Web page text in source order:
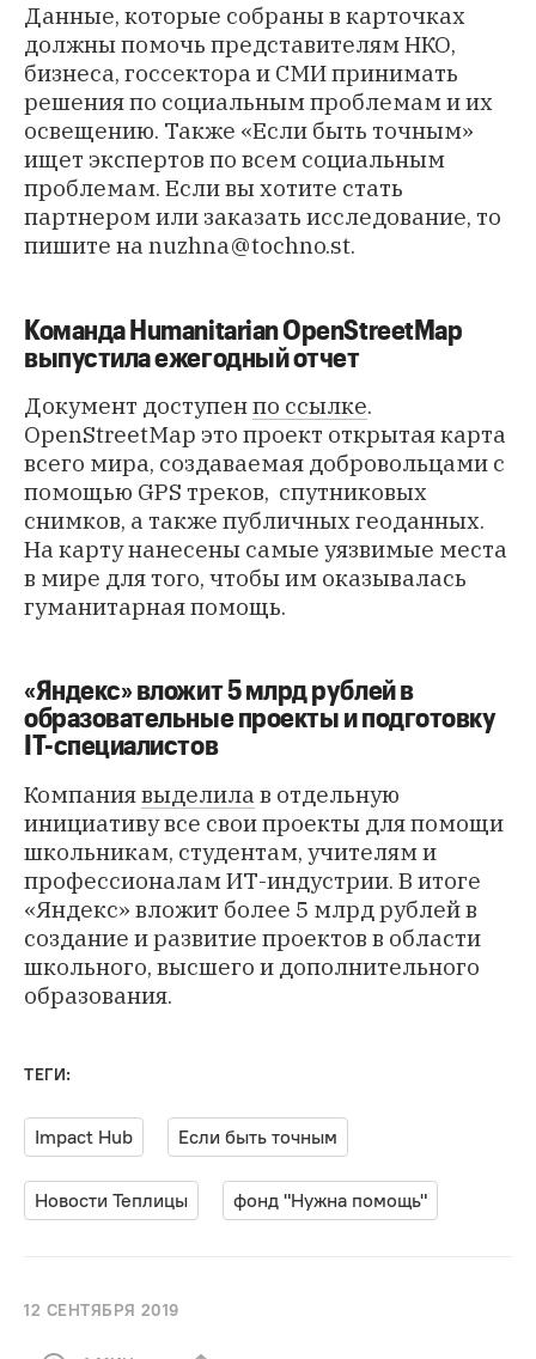
Данные, которые собраны в карточках
должны помочь представителям НКО,
бизнеса, госсектора и СМИ принимать
решения по социальным проблемам и их
освещению. Также «Если быть точным»
ищет экспертов по всем социальным
проблемам. Если вы хотите стать
партнером или заказать исследование, то
пишите наnuzhna@tochno.st.
Команда Humanitarian OpenStreetMap
выпустила ежегодный отчет
Документ доступенпо ссылке.
OpenStreetMap это проект открытая карта
всего мира, создаваемая добровольцами с
помощью GPS треков, спутниковых
снимков, а также публичных геоданных.
На карту нанесены самые уязвимые места
в мире для того, чтобы им оказывалась
гуманитарная помощь.
«Яндекс» вложит 5 млрд рублей в
образовательные проекты и подготовку
IT-специалистов
Компаниявыделила в отдельную
инициативу все свои проекты для помощи
школьникам, студентам, учителям и
профессионалам ИТ-индустрии. В итоге
«Яндекс» вложит более 5 млрд рублей в
создание и развитие проектов в области
школьного, высшего и дополнительного
образования.
ТЕГИ:
Impact Hub Если быть точным
Новости Теплицы фонд "Нужна помощь"
12 СЕНТЯБРЯ 2019